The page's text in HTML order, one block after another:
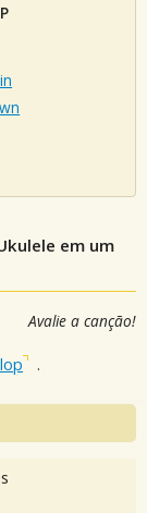
em um
Avalie a canção!
.